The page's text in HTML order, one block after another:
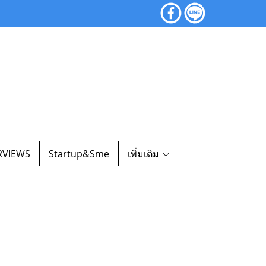
Startup&Sme เพิ่มเติม